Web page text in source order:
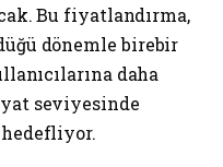
Bu fiyatlandırma,
dönemle birebir
daha
seviyesinde